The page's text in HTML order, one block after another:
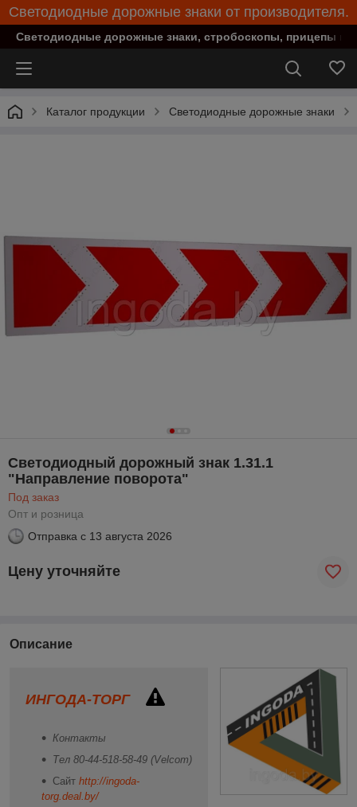
Светодиодные дорожные знаки от производителя.
Светодиодные дорожные знаки, стробоскопы, прицепы
Каталог продукции Светодиодные дорожные знаки
Светодиодный дорожный знак 1.31.1
"Направление поворота"
Под заказ
Опт и розница
Отправка с 13 августа 2026
Цену уточняйте
Описание
ИНГОДА-ТОРГ
Контакты
Тел 80-44-518-58-49 (Velcom)
Сайт http://ingoda-
torg.deal.by/